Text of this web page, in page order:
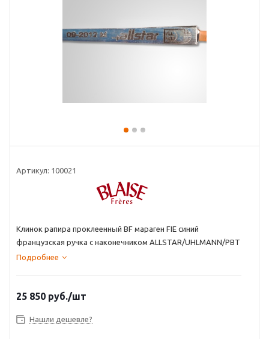
Артикул: 100021
Клинок рапира проклеенный BF мараген FIE синий
французская ручка с наконечником ALLSTAR/UHLMANN/PBT
Подробнее
25 850 руб./шт
Нашли дешевле?